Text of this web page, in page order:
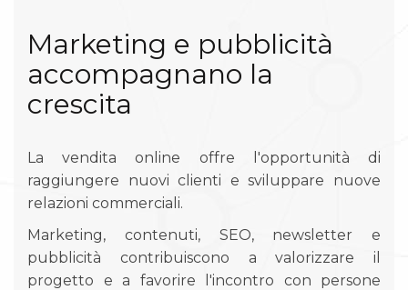
Marketing e pubblicità
accompagnano la
crescita
La vendita online offre l'opportunità di
raggiungere nuovi clienti e sviluppare nuove
relazioni commerciali.
Marketing, contenuti, SEO, newsletter e
pubblicità contribuiscono a valorizzare il
progetto e a favorire l'incontro con persone